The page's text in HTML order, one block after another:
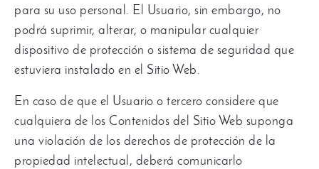
para su uso personal. El Usuario, sin embargo, no
podrá suprimir, alterar, o manipular cualquier
dispositivo de protección o sistema de seguridad que
estuviera instalado en el Sitio Web.
En caso de que el Usuario o tercero considere que
cualquiera de los Contenidos del Sitio Web suponga
una violación de los derechos de protección de la
propiedad intelectual, deberá comunicarlo